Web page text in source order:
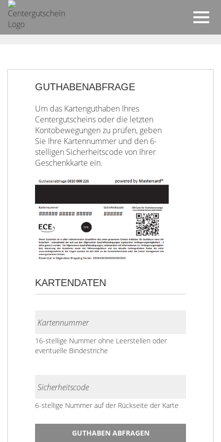
GUTHABENABFRAGE
Um das Kartenguthaben Ihres
Centergutscheins oder die letzten
Kontobewegungen zu prüfen, geben
Sie Ihre Kartennummer und den 6-
stelligen Sicherheitscode von Ihrer
Geschenkkarte ein.
KARTENDATEN
Kartennummer
16-stellige Nummer ohne Leerstellen oder
eventuelle Bindestriche
Sicherheitscode
6-stellige Nummer auf der Rückseite der Karte
GUTHABEN ABFRAGEN